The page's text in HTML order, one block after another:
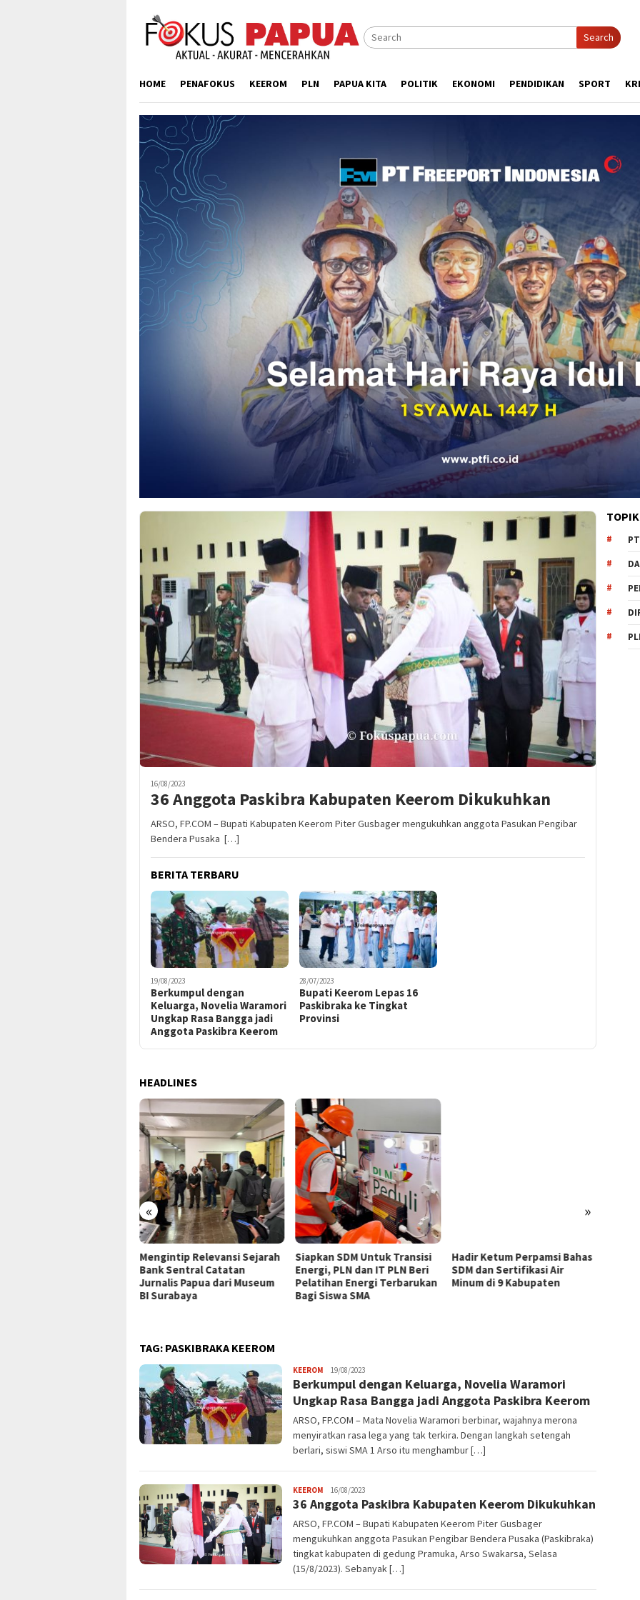
content
Search
HOME PENAFOKUS KEEROM PLN PAPUA KITA POLITIK EKONOMI PENDIDIKAN SPORT
16/08/2023
36 Anggota Paskibra Kabupaten Keerom Dikukuhkan
ARSO, FP.COM – Bupati Kabupaten Keerom Piter Gusbager mengukuhkan anggota Pasukan Pengibar
Bendera Pusaka […]
BERITA TERBARU
19/08/2023
Berkumpul dengan
Keluarga, Novelia Waramori
Ungkap Rasa Bangga jadi
Anggota Paskibra Keerom
28/07/2023
Bupati Keerom Lepas 16
Paskibraka ke Tingkat
Provinsi
HEADLINES
« »
Mengintip Relevansi Sejarah
Bank Sentral Catatan
Jurnalis Papua dari Museum
BI Surabaya
Siapkan SDM Untuk Transisi
Energi, PLN dan IT PLN Beri
Pelatihan Energi Terbarukan
Bagi Siswa SMA
Hadir Ketum Perpamsi Bahas
SDM dan Sertifikasi Air
Minum di 9 Kabupaten
TAG: PASKIBRAKA KEEROM
KEEROM JPatading
19/08/2023
Berkumpul dengan Keluarga, Novelia Waramori
Ungkap Rasa Bangga jadi Anggota Paskibra Keerom
ARSO, FP.COM – Mata Novelia Waramori berbinar, wajahnya merona
menyiratkan rasa lega yang tak terkira. Dengan langkah setengah
berlari, siswi SMA 1 Arso itu menghambur […]
KEEROM JPatading
16/08/2023
36 Anggota Paskibra Kabupaten Keerom Dikukuhkan
ARSO, FP.COM – Bupati Kabupaten Keerom Piter Gusbager
mengukuhkan anggota Pasukan Pengibar Bendera Pusaka (Paskibraka)
tingkat kabupaten di gedung Pramuka, Arso Swakarsa, Selasa
(15/8/2023). Sebanyak […]